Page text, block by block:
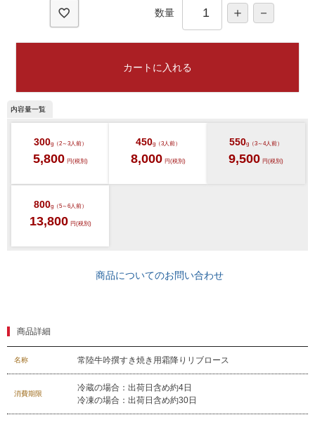
お問合せフォーム
数量
カートに入れる
300g（2～3人前）
5,800 円(税別)
450g（3人前）
8,000 円(税別)
550g（3～4人前）
9,500 円(税別)
800g（5～6人前）
13,800 円(税別)
商品についてのお問い合わせ
商品詳細
名称 常陸牛吟撰すき焼き用霜降りリブロース
消費期限
冷蔵の場合：出荷日含め約4日
冷凍の場合：出荷日含め約30日